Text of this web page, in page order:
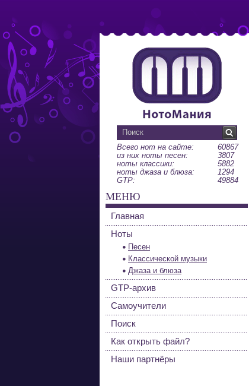
Всего нот на сайте:
60867
из них ноты песен:
3807
ноты классики:
5882
ноты джаза и блюза:
1294
GTP:
49884
МЕНЮ
Главная
Ноты
Песен
Классической музыки
Джаза и блюза
GTP-архив
Самоучители
Поиск
Как открыть файл?
Наши партнёры